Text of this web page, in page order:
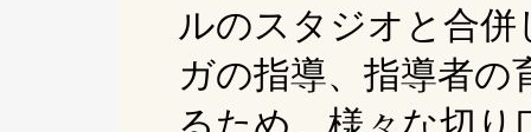
ルのスタジオと合
ガの指導、指導者
るため、様々な切